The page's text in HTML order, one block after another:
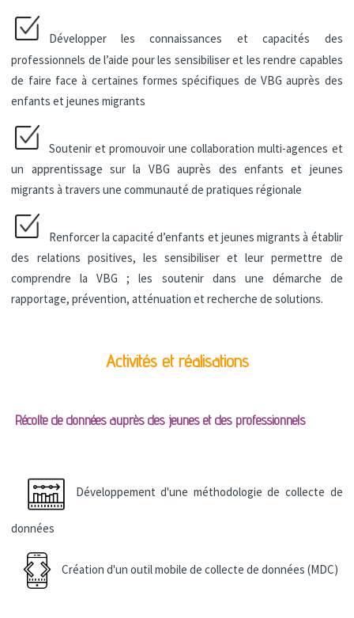
Développer les connaissances et capacités des
professionnels de l’aide pour les sensibiliser et les rendre capables
de faire face à certaines formes spécifiques de VBG auprès des
enfants et jeunes migrants
Soutenir et promouvoir une collaboration multi-agences et
un apprentissage sur la VBG auprès des enfants et jeunes
migrants à travers une communauté de pratiques régionale
Renforcer la capacité d’enfants et jeunes migrants à établir
des relations positives, les sensibiliser et leur permettre de
comprendre la VBG ; les soutenir dans une démarche de
rapportage, prévention, atténuation et recherche de solutions.
Activités et réalisations
Récolte de données auprès des jeunes et des professionnels
Développement d'une méthodologie de collecte de
données
Création d'un outil mobile de collecte de données (MDC)